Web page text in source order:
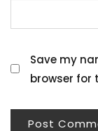
Save my
browser for